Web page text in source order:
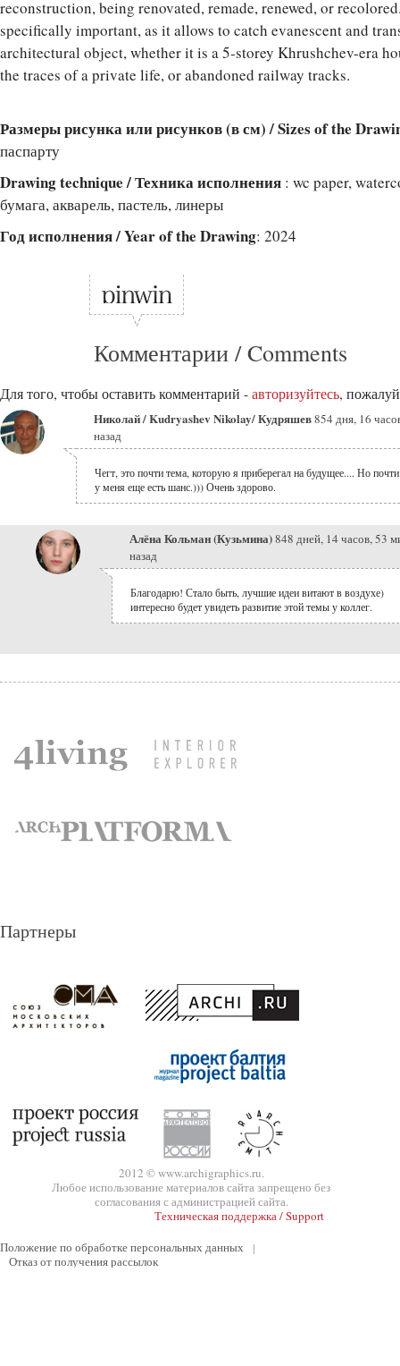
reconstruction, being renovated, remade, renewed, or
specifically important, as it allows to catch evanescent and
architectural object, whether it is a 5-storey Khrushchev-era
the traces of a private life, or abandoned railway tracks.
Размеры рисунка или рисунков (в см) / Sizes of the
паспарту
Drawing technique / Техника исполнения : wc paper,
бумага, акварель, пастель, линеры
Год исполнения / Year of the Drawing: 2024
Комментарии / Comments
Для того, чтобы оставить комментарий - авторизуйтесь,
Николай / Kudryashev Nikolay/ Кудряшев854 дня, 16
назад
Чегт, это почти тема, которую я приберегал на будущее.... Но
у меня еще есть шанс.))) Очень здорово.
Алёна Кольман (Кузьмина)848 дней, 14 часов, 53
назад
Благодарю! Стало быть, лучшие идеи витают в воздухе)
интересно будет увидеть развитие этой темы у коллег.
Партнеры
2012 © www.archigraphics.ru.
Любое использование материалов сайта запрещено без
согласования с администрацией сайта.
Техническая поддержка / Support
Положение по обработке персональных данных
|
Отказ от получения рассылок